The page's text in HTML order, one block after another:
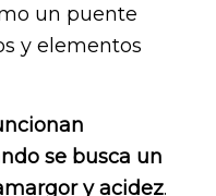
un puente
y elementos
se busca un
y acidez.